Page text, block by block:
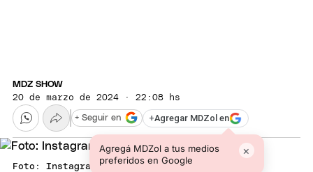
MDZ SHOW
20 de marzo de 2024 · 22:08 hs
+Agregar MDZol en
Agregá MDZol a tus medios
preferidos en Google
×
+ Seguir en
Foto: Instagram Oriana Sabatini